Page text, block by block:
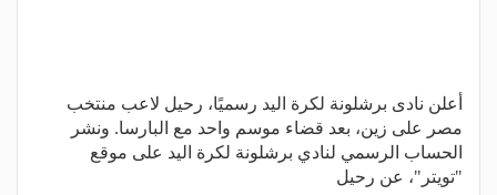
أعلن نادى برشلونة لكرة اليد رسميًا، رحيل لاعب منتخب
مصر على زين، بعد قضاء موسم واحد مع البارسا. ونشر
الحساب الرسمي لنادي برشلونة لكرة اليد على موقع
"تويتر"، عن رحيل